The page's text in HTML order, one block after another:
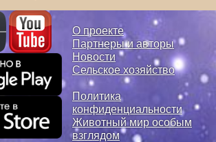
О проекте
Партнеры и авторы
Новости
Сельское хозяйство
Политика
конфиденциальности
Животный мир особым
взглядом